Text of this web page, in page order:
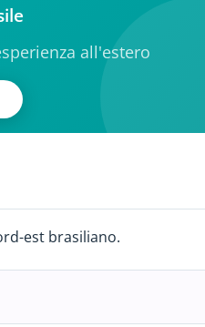
all'estero
est brasiliano.